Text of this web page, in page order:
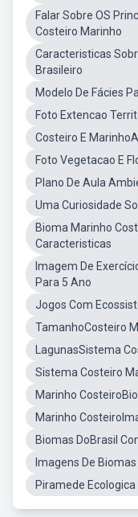
Falar Sobre OS
Costeiro Marinho
Caracteristicas
Brasileiro
Modelo De Fácies
Foto Extencao
Costeiro E
Foto Vegetacao E
Plano De Aula
Uma Curiosidade
Bioma Marinho
Caracteristicas
Imagem De
Para 5 Ano
Jogos Com
TamanhoCosteiro
LagunasSistema
Sistema Costeiro
Marinho
Marinho
Biomas DoBrasil
Imagens De
Piramede